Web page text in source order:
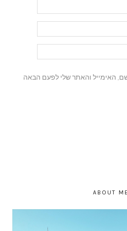
האימייל והאתר שלי לפעם הבאה
ABOUT ME